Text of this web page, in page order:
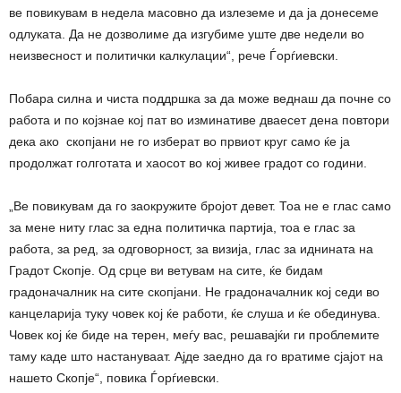
ве повикувам в недела масовно да излеземе и да ја донесеме
одлуката. Да не дозволиме да изгубиме уште две недели во
неизвесност и политички калкулации“, рече Ѓорѓиевски.
Побара силна и чиста поддршка за да може веднаш да почне со
работа и по којзнае кој пат во изминативе дваесет дена повтори
дека ако скопјани не го изберат во првиот круг само ќе ја
продолжат голготата и хаосот во кој живее градот со години.
„Ве повикувам да го заокружите бројот девет. Тоа не е глас само
за мене ниту глас за една политичка партија, тоа е глас за
работа, за ред, за одговорност, за визија, глас за иднината на
Градот Скопје. Од срце ви ветувам на сите, ќе бидам
градоначалник на сите скопјани. Не градоначалник кој седи во
канцеларија туку човек кој ќе работи, ќе слуша и ќе обединува.
Човек кој ќе биде на терен, меѓу вас, решавајќи ги проблемите
таму каде што настануваат. Ајде заедно да го вратиме сјајот на
нашето Скопје“, повика Ѓорѓиевски.